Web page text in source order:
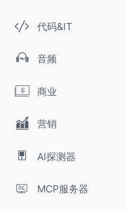
代码&IT
音频
商业
营销
AI探测器
MCP服务器